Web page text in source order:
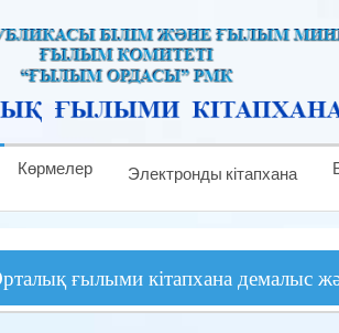
Көрмелер Электронды кітапхана
ғылыми кітапхана демалыс және